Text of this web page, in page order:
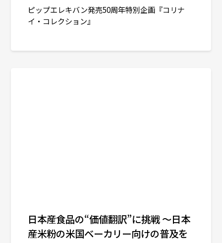
ピップエレキバン発売50周年特別企画『コリナ
イ・コレクション』
日本産食品の“価値翻訳”に挑戦 ～日本
産米粉の米国ベーカリー向けの普及を